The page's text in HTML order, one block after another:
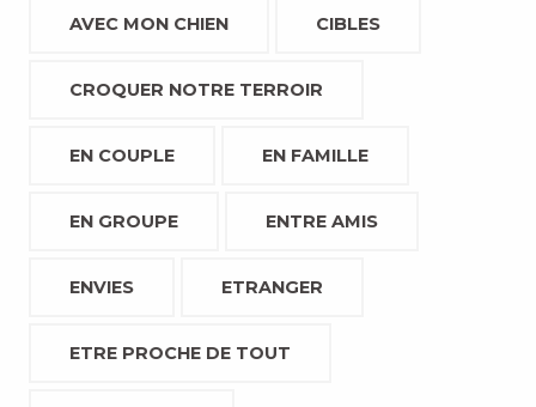
AVEC MON CHIEN CIBLES
CROQUER NOTRE TERROIR
EN COUPLE EN FAMILLE
EN GROUPE ENTRE AMIS
ENVIES ETRANGER
ETRE PROCHE DE TOUT